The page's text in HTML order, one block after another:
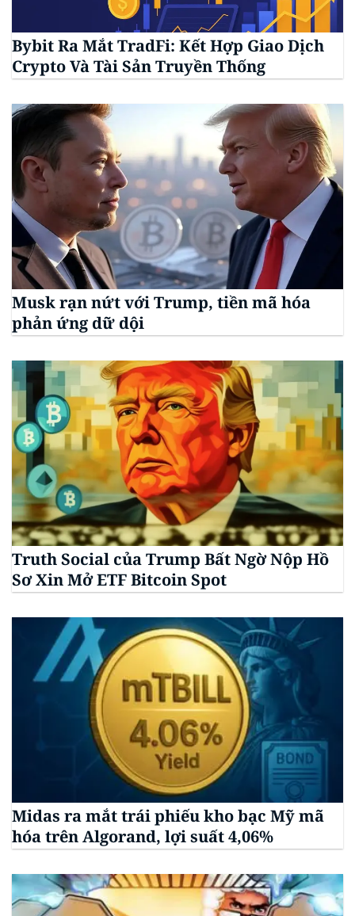
Bybit Ra Mắt TradFi: Kết Hợp Giao Dịch
Crypto Và Tài Sản Truyền Thống
Musk rạn nứt với Trump, tiền mã hóa
phản ứng dữ dội
Truth Social của Trump Bất Ngờ Nộp Hồ
Sơ Xin Mở ETF Bitcoin Spot
Midas ra mắt trái phiếu kho bạc Mỹ mã
hóa trên Algorand, lợi suất 4,06%